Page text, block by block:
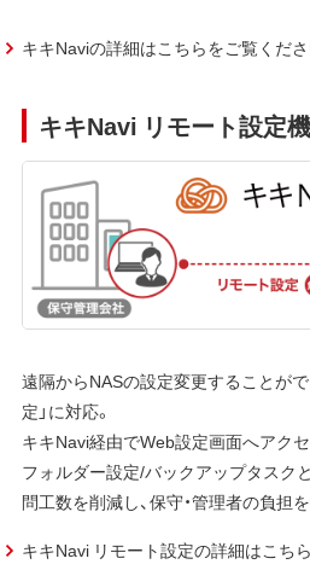
キキNaviの詳細はこちらをご覧くださ
キキNavi リモート設定
遠隔からNASの設定変更することが
定」に対応。
キキNavi経由でWeb設定画面へアク
フォルダー設定/バックアップタスク
問工数を削減し、保守・管理者の負担
キキNavi リモート設定の詳細はこち